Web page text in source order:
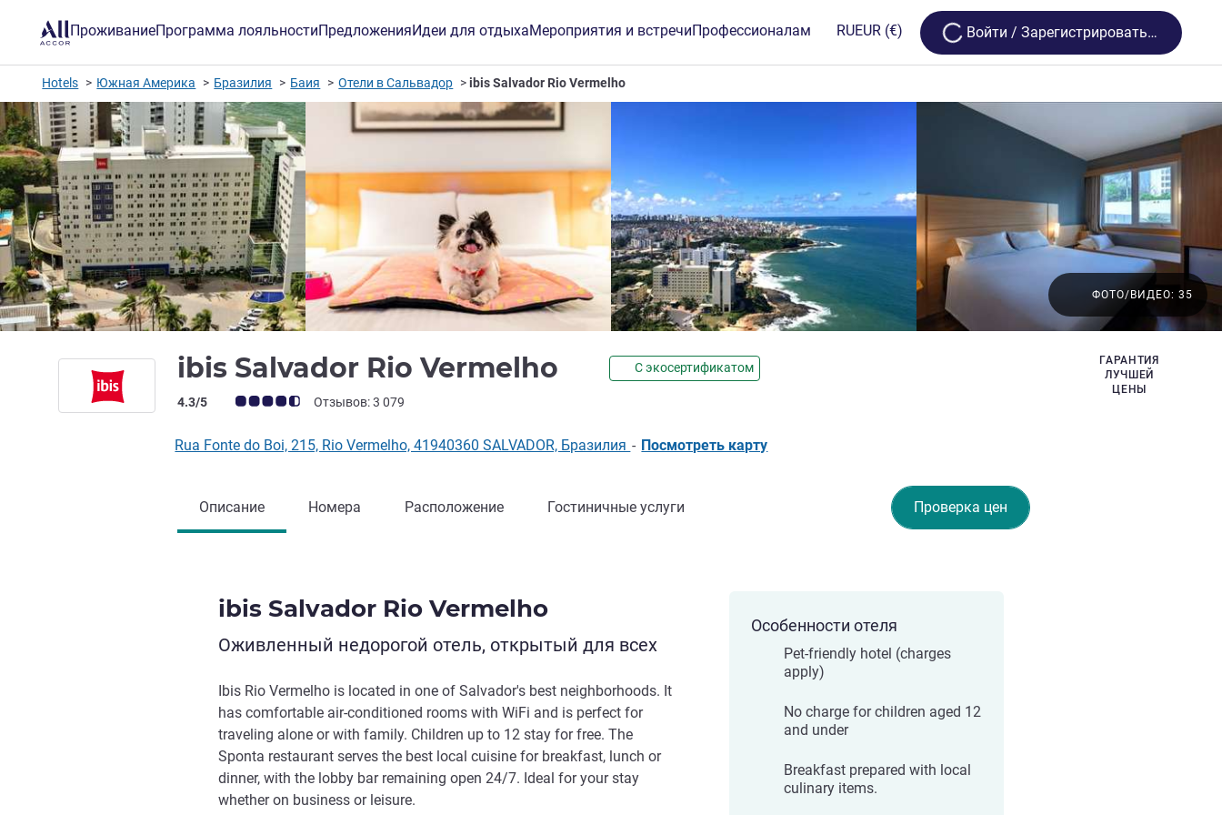
ПроживаниеПрограмма лояльностиПредложенияИдеи для отдыхаМероприятия и встречиПрофессионалам RUEUR (€) Loading...
Bойти / Зарегистрироваться
Hotels Южная Америка Бразилия Баия Отели в Сальвадор ibis Salvador Rio Vermelho
ibis Salvador Rio Vermelho 3 звезды
С экосертификатом
Примечание: отзывы клиентов (Рейтинг ALL)
4.3/5 Отзывов: 3 079
ГАРАНТИЯ
ЛУЧШЕЙ
ЦЕНЫ
ФОТО/ВИДЕО: 35
Rua Fonte do Boi, 215, Rio Vermelho, 41940360 SALVADOR, Бразилия - Посмотреть карту
Проверка цен
Описание Номера Расположение Гостиничные услуги
ibis Salvador Rio Vermelho
Оживленный недорогой отель, открытый для всех
Ibis Rio Vermelho is located in one of Salvador's best neighborhoods. It
has comfortable air-conditioned rooms with WiFi and is perfect for
traveling alone or with family. Children up to 12 stay for free. The
Sponta restaurant serves the best local cuisine for breakfast, lunch or
dinner, with the lobby bar remaining open 24/7. Ideal for your stay
whether on business or leisure.
Особенности отеля
Pet-friendly hotel (charges
apply)
No charge for children aged 12
and under
Breakfast prepared with local
culinary items.